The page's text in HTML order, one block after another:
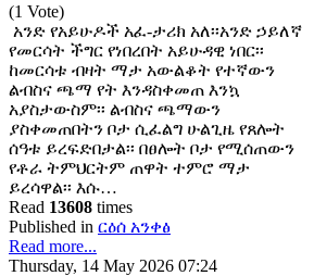
(1 Vote)
አንድ የአይሁዶች አፈ-ታሪክ አለ፡፡አንድ ኃይለኛ
የመርሳት ችግር የነበረበት አይሁዳዊ ነበር፡፡
ከመርሳቱ ብዛት ማታ አውልቆት የተኛውን
ልብስና ጫማ የት እንዳስቀመጠ እንኳ
አያስታውስም፡፡ ልብስና ጫማውን
ያስቀመጠበትን ቦታ ሲፈልግ ሁልጊዜ የጸሎት
ሰዓቱ ይረፍድበታል፡፡ በፀሎት ቦታ የሚሰጠውን
የቶራ ትምህርትም ጠዋት ተምሮ ማታ
ይረሳዋል፡፡ እሱ…
Read 13608 times
Published in ርዕሰ አንቀፅ
Read more...
Thursday, 14 May 2026 07:24